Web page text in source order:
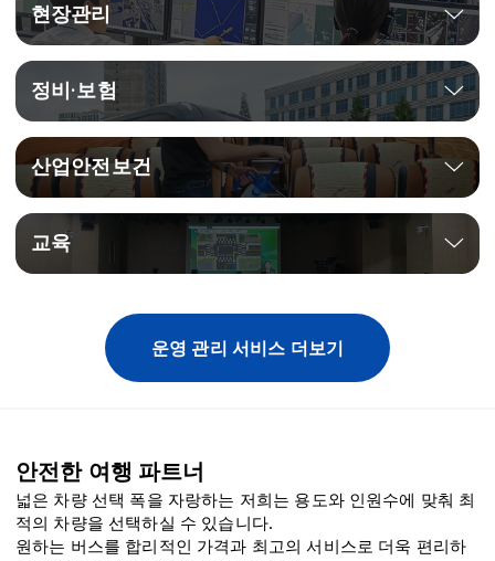
현장관리
정비·보험
산업안전보건
교육
운영 관리 서비스 더보기
안전한 여행 파트너
넓은 차량 선택 폭을 자랑하는 저희는 용도와 인원수에 맞춰 최
적의 차량을 선택하실 수 있습니다.
원하는 버스를 합리적인 가격과 최고의 서비스로 더욱 편리하